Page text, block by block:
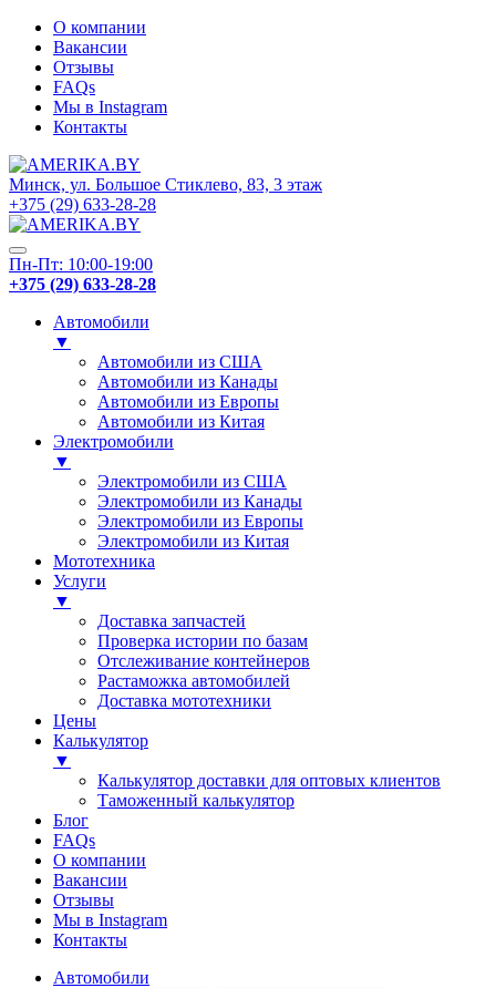
О компании
Вакансии
Отзывы
FAQs
Мы в Instagram
Контакты
Минск, ул. Большое Стиклево, 83, 3 этаж
+375 (29) 633-28-28
Пн-Пт: 10:00-19:00
+375 (29) 633-28-28
Автомобили
▼
Автомобили из США
Автомобили из Канады
Автомобили из Европы
Автомобили из Китая
Электромобили
▼
Электромобили из США
Электромобили из Канады
Электромобили из Европы
Электромобили из Китая
Мототехника
Услуги
▼
Доставка запчастей
Проверка истории по базам
Отслеживание контейнеров
Растаможка автомобилей
Доставка мототехники
Цены
Калькулятор
▼
Калькулятор доставки для оптовых клиентов
Таможенный калькулятор
Блог
FAQs
О компании
Вакансии
Отзывы
Мы в Instagram
Контакты
Автомобили